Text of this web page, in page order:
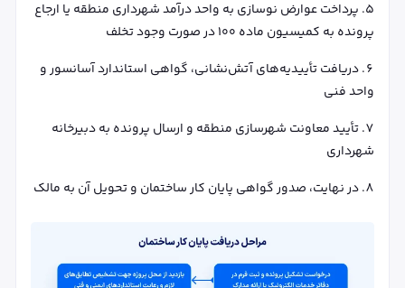
پرداخت عوارض نوسازی به واحد درآمد شهرداری منطقه یا ارجاع
پرونده به کمیسیون ماده ۱۰۰ در صورت وجود تخلف
دریافت تأییدیه‌های آتش‌نشانی، گواهی استاندارد آسانسور و
واحد فنی
تأیید معاونت شهرسازی منطقه و ارسال پرونده به دبیرخانه
شهرداری
در نهایت، صدور گواهی پایان کار ساختمان و تحویل آن به مالک